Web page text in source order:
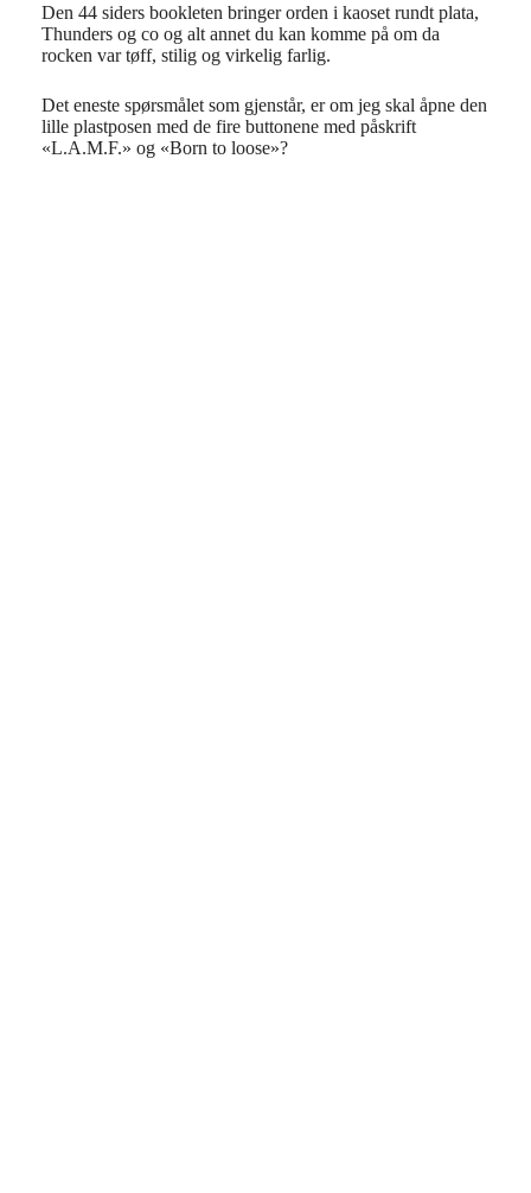
Den 44 siders bookleten bringer orden i kaoset rundt plata,
Thunders og co og alt annet du kan komme på om da
rocken var tøff, stilig og virkelig farlig.
Det eneste spørsmålet som gjenstår, er om jeg skal åpne den
lille plastposen med de fire buttonene med påskrift
«L.A.M.F.» og «Born to loose»?